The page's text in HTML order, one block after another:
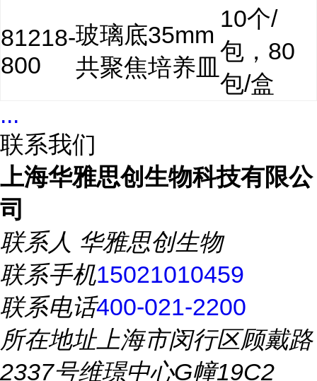
81218-
800
玻璃底35mm
共聚焦培养皿
10个/
包，80
包/盒
...
联系我们
上海华雅思创生物科技有限公
司
联系人 华雅思创生物
联系手机15021010459
联系电话400-021-2200
所在地址上海市闵行区顾戴路
2337号维璟中心G幢19C2